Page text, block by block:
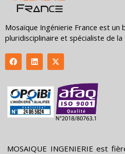
Mosaïque Ingénierie France est un
pluridisciplinaire et spécialiste de
F
a
e
b
o
L
i
k
e
d
X
-
w
t
MOSAIQUE INGENIERIE est